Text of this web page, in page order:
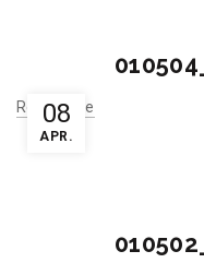
08
APR.
Read More